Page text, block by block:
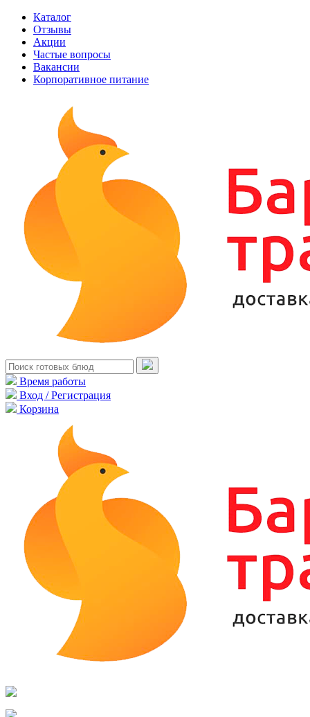
Каталог
Отзывы
Акции
Частые вопросы
Вакансии
Корпоративное питание
Время работы
Вход / Регистрация
Корзина